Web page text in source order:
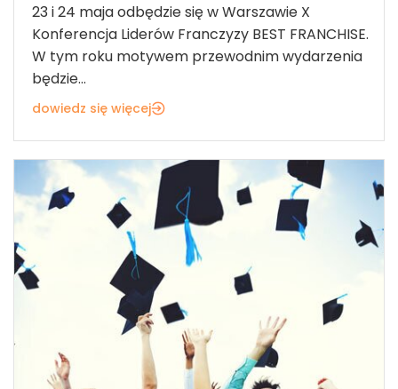
23 i 24 maja odbędzie się w Warszawie X
Konferencja Liderów Franczyzy BEST FRANCHISE.
W tym roku motywem przewodnim wydarzenia
będzie...
dowiedz się więcej